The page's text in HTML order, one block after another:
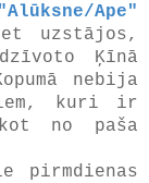
Ape"
uzstājos,
Ķīnā
nebija
kuri ir
no paša
pirmdienas